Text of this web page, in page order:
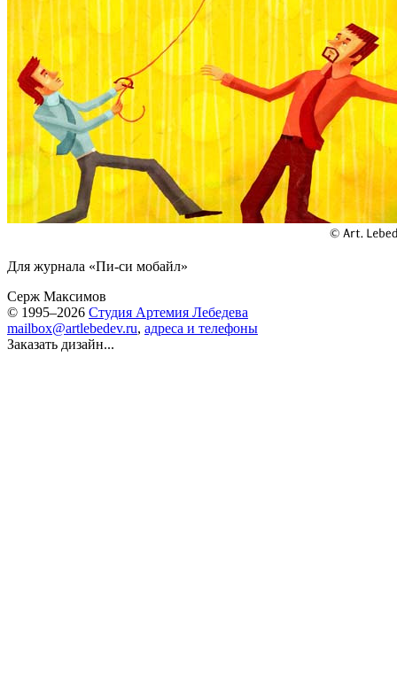
Для журнала «Пи-си мобайл»
Серж Максимов
© 1995–2026 Студия Артемия Лебедева
mailbox@artlebedev.ru, адреса и телефоны
Заказать дизайн...